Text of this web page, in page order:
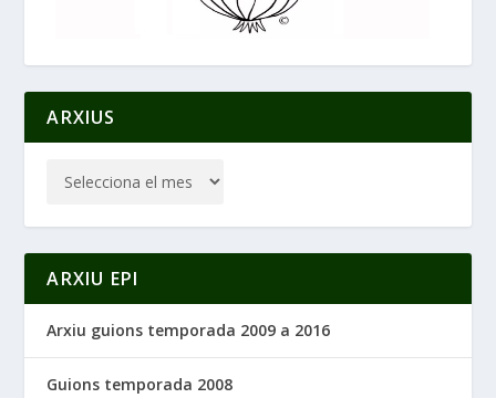
ARXIUS
ARXIU EPI
Arxiu guions temporada 2009 a 2016
Guions temporada 2008